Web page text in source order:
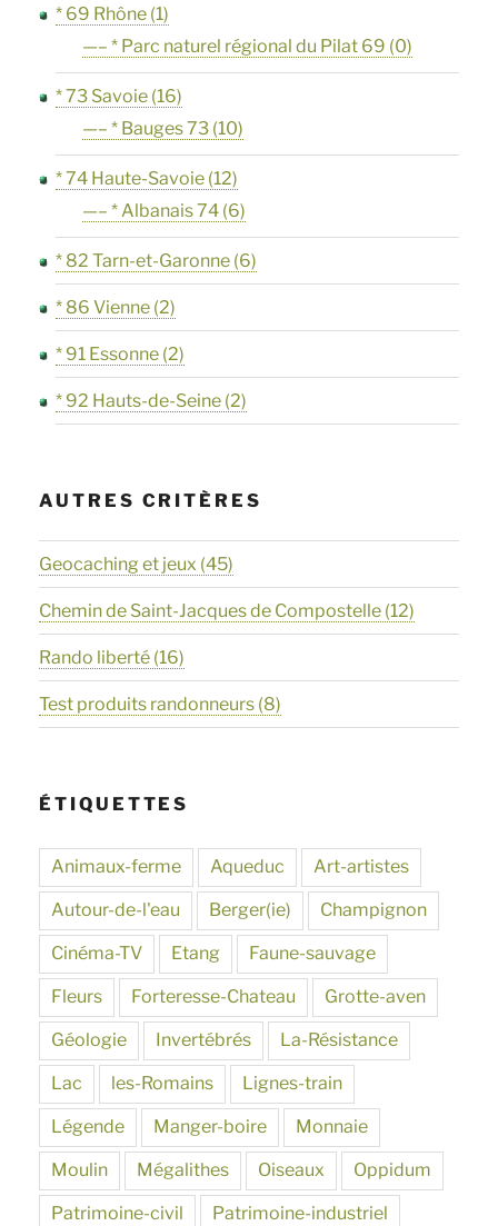
* 69 Rhône (1)
—– * Parc naturel régional du Pilat 69 (0)
* 73 Savoie (16)
—– * Bauges 73 (10)
* 74 Haute-Savoie (12)
—– * Albanais 74 (6)
* 82 Tarn-et-Garonne (6)
* 86 Vienne (2)
* 91 Essonne (2)
* 92 Hauts-de-Seine (2)
AUTRES CRITÈRES
Geocaching et jeux (45)
Chemin de Saint-Jacques de Compostelle (12)
Rando liberté (16)
Test produits randonneurs (8)
ÉTIQUETTES
Animaux-ferme Aqueduc Art-artistes
Autour-de-l'eau Berger(ie) Champignon
Cinéma-TV Etang Faune-sauvage
Fleurs Forteresse-Chateau Grotte-aven
Géologie Invertébrés La-Résistance
Lac les-Romains Lignes-train
Légende Manger-boire Monnaie
Moulin Mégalithes Oiseaux Oppidum
Patrimoine-civil Patrimoine-industriel